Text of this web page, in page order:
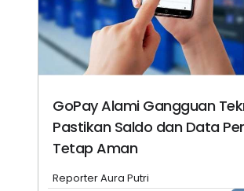
GoPay Alami Gangguan
Pastikan Saldo dan Data
Tetap Aman
Reporter Aura Putri